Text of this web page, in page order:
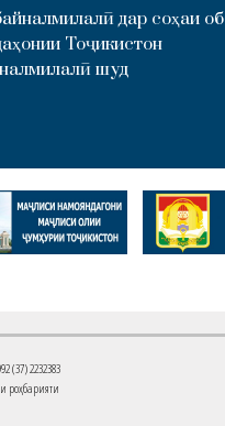
дар соҳаи об
Тоҷикистон
шуд
(37) 2232383
роҳбарияти